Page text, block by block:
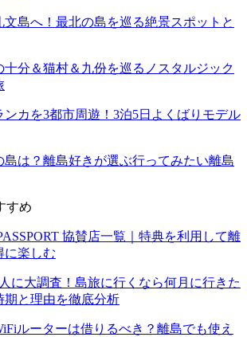
文島へ！最北の島を巡る絶景スポットと
十分＆猫村＆九份を巡るノスタルジック
ンカを3都市周遊！3泊5日よくばりモデル
島は？離島好きが選ぶ行ってみたい離島
すめ
協賛店一覧｜特典を利用して離
に楽しむ
に大調査！島旅に行くなら何月に行きた
期と理由を徹底分析
ルーターは借りるべき？離島でも使え